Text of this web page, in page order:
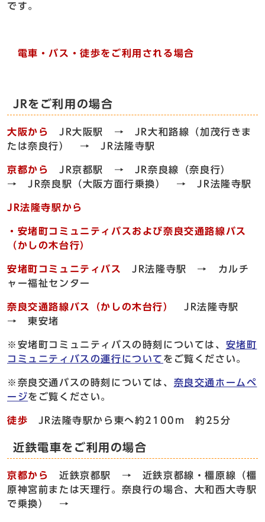
です。
電車・バス・徒歩をご利用される場合
JRをご利用の場合
大阪から JR大阪駅 → JR大和路線（加茂行きま
たは奈良行） → JR法隆寺駅
京都から JR京都駅 → JR奈良線（奈良行）
→ JR奈良駅（大阪方面行乗換） → JR法隆寺駅
JR法隆寺駅から
・安堵町コミュニティバスおよび奈良交通路線バス
（かしの木台行）
安堵町コミュニティバス JR法隆寺駅 → カルチ
ャー福祉センター
奈良交通路線バス（かしの木台行）
JR法隆寺駅
→ 東安堵
※安堵町コミュニティバスの時刻については、 安堵町
コミュニティバスの運行について をご覧ください。
※奈良交通バスの時刻については、 奈良交通ホームペ
ージをご覧ください。
徒歩 JR法隆寺駅から東へ約2100m 約25分
近鉄電車をご利用の場合
京都から 近鉄京都駅 → 近鉄京都線・橿原線（橿
原神宮前または天理行。奈良行の場合、大和西大寺駅
で乗換） →